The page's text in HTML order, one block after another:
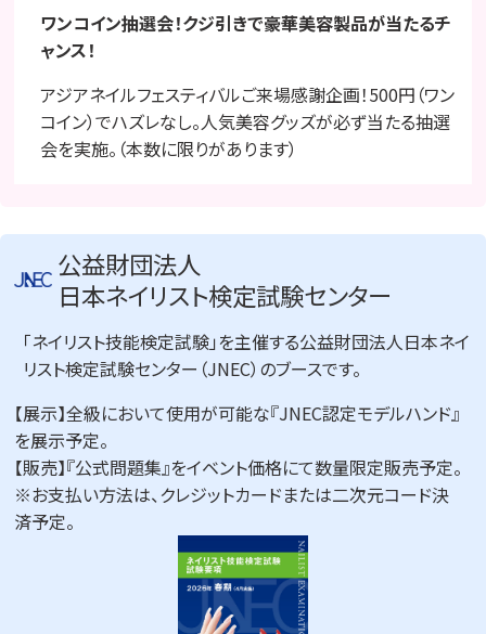
ワンコイン抽選会！クジ引きで豪華美容製品が当たるチ
ャンス！
アジアネイルフェスティバルご来場感謝企画！500円（ワン
コイン）でハズレなし。人気美容グッズが必ず当たる抽選
会を実施。（本数に限りがあります）
公益財団法人
日本ネイリスト検定試験センター
「ネイリスト技能検定試験」を主催する公益財団法人日本ネイ
リスト検定試験センター（JNEC）のブースです。
【展示】全級において使用が可能な『JNEC認定モデルハンド』
を展示予定。
【販売】『公式問題集』をイベント価格にて数量限定販売予定。
※お支払い方法は、クレジットカードまたは二次元コード決
済予定。